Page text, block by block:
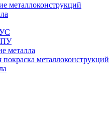
металлоконструкций
металла
металлоконструкций